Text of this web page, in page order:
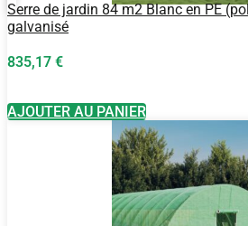
Serre de jardin 84 m2 Blanc en PE
galvanisé
835,17 €
AJOUTER AU PANIER